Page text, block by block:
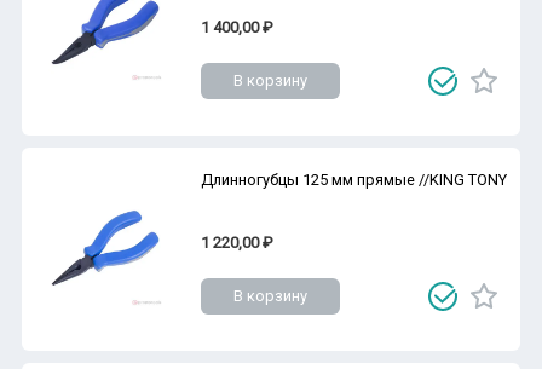
1 400,00 ₽
В корзину
Длинногубцы 125 мм прямые //KING TONY
1 220,00 ₽
В корзину